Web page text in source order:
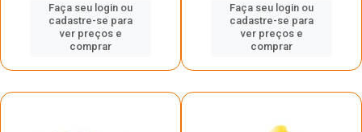
Faça seu login ou
cadastre-se para
ver preços e
comprar
Faça seu login ou
cadastre-se para
ver preços e
comprar